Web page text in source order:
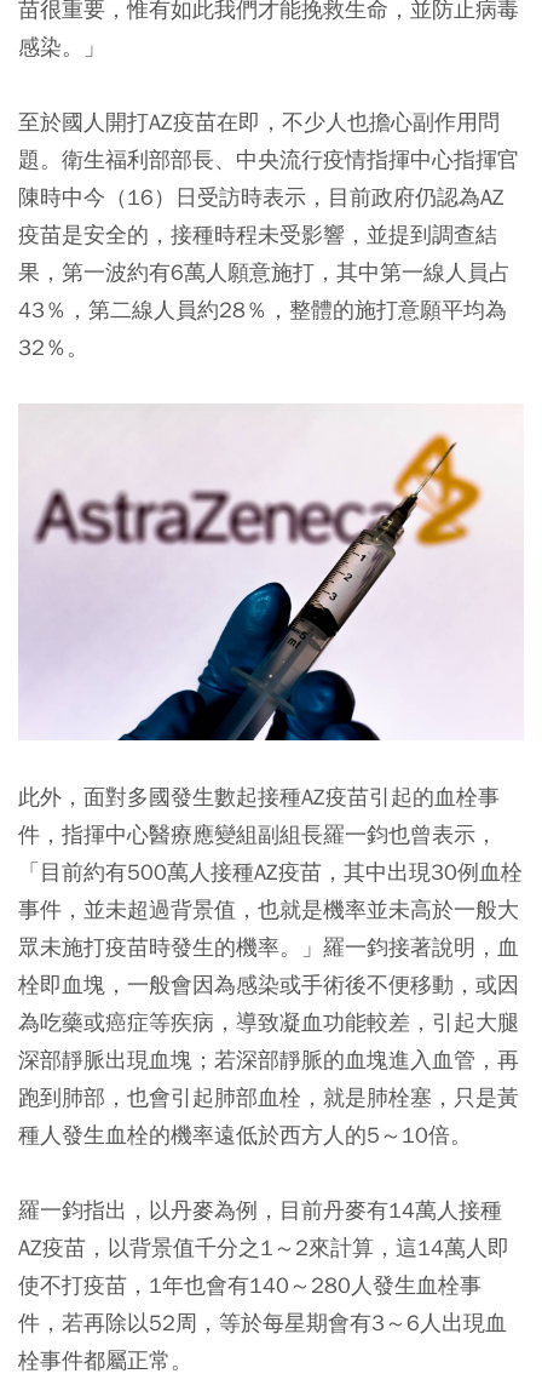
苗很重要，惟有如此我們才能挽救生命，並防止病毒
感染。」
至於國人開打AZ疫苗在即，不少人也擔心副作用問
題。衛生福利部部長、中央流行疫情指揮中心指揮官
陳時中今（16）日受訪時表示，目前政府仍認為AZ
疫苗是安全的，接種時程未受影響，並提到調查結
果，第一波約有6萬人願意施打，其中第一線人員占
43％，第二線人員約28％，整體的施打意願平均為
32％。
此外，面對多國發生數起接種AZ疫苗引起的血栓事
件，指揮中心醫療應變組副組長羅一鈞也曾表示，
「目前約有500萬人接種AZ疫苗，其中出現30例血栓
事件，並未超過背景值，也就是機率並未高於一般大
眾未施打疫苗時發生的機率。」羅一鈞接著說明，血
栓即血塊，一般會因為感染或手術後不便移動，或因
為吃藥或癌症等疾病，導致凝血功能較差，引起大腿
深部靜脈出現血塊；若深部靜脈的血塊進入血管，再
跑到肺部，也會引起肺部血栓，就是肺栓塞，只是黃
種人發生血栓的機率遠低於西方人的5～10倍。
羅一鈞指出，以丹麥為例，目前丹麥有14萬人接種
AZ疫苗，以背景值千分之1～2來計算，這14萬人即
使不打疫苗，1年也會有140～280人發生血栓事
件，若再除以52周，等於每星期會有3～6人出現血
栓事件都屬正常。